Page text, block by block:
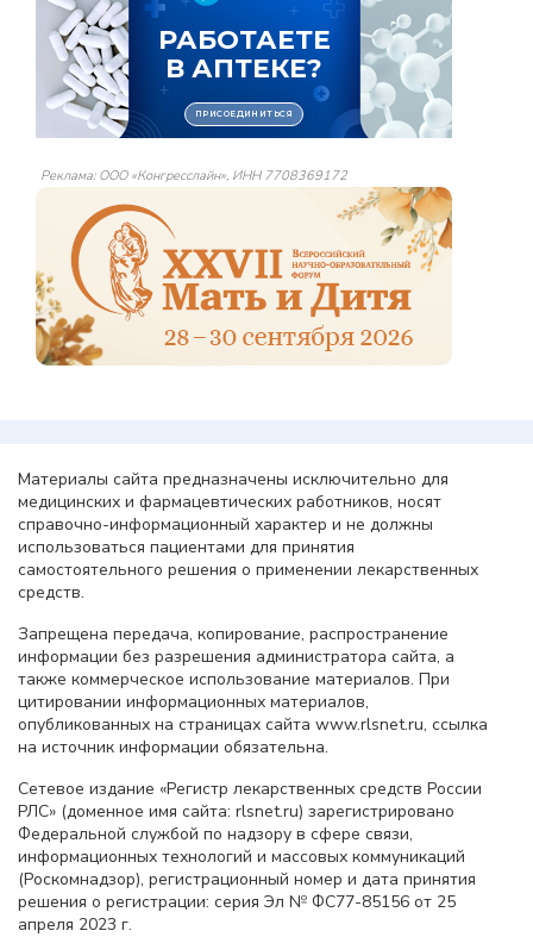
Реклама: ООО «Конгресслайн», ИНН 7708369172
Материалы сайта предназначены исключительно для
медицинских и фармацевтических работников, носят
справочно-информационный характер и не должны
использоваться пациентами для принятия
самостоятельного решения о применении лекарственных
средств.
Запрещена передача, копирование, распространение
информации без разрешения администратора сайта, а
также коммерческое использование материалов. При
цитировании информационных материалов,
опубликованных на страницах сайта www.rlsnet.ru, ссылка
на источник информации обязательна.
Сетевое издание «Регистр лекарственных средств России
РЛС» (доменное имя сайта: rlsnet.ru) зарегистрировано
Федеральной службой по надзору в сфере связи,
информационных технологий и массовых коммуникаций
(Роскомнадзор), регистрационный номер и дата принятия
решения о регистрации: серия Эл № ФС77-85156 от 25
апреля 2023 г.